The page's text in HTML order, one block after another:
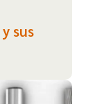
sus